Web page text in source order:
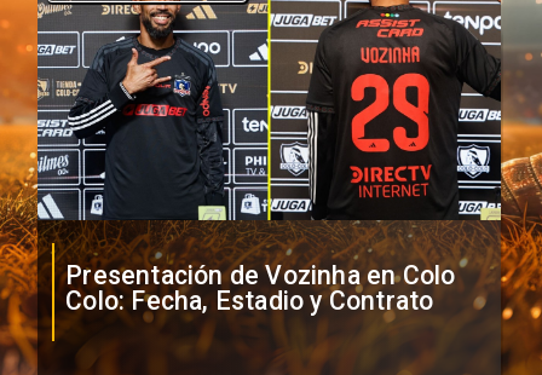
Presentación de Vozinha en Colo
Colo: Fecha, Estadio y Contrato